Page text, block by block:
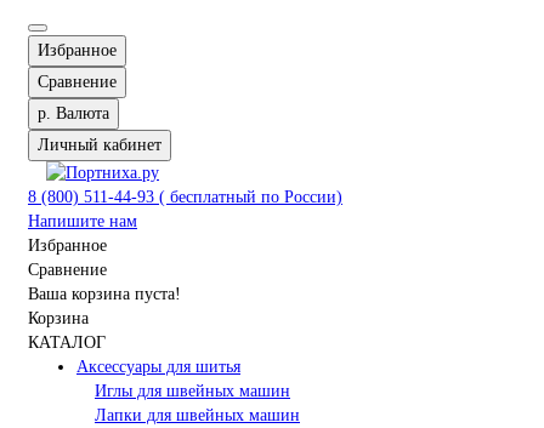
Избранное
Сравнение
р. Валюта
Личный кабинет
8 (800) 511-44-93 ( бесплатный по России)
Напишите нам
Избранное
Сравнение
Ваша корзина пуста!
Корзина
КАТАЛОГ
Аксессуары для шитья
Иглы для швейных машин
Лапки для швейных машин